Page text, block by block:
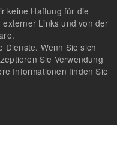
keine Haftung für die
Links und von der
Dienste. Wenn Sie sich
Sie Verwendung
Informationen finden Sie